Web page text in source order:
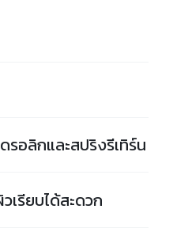
อลิกและสปริงรีเทิร์น
รียบได้สะดวก